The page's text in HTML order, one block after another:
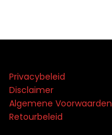
Privacybeleid
Disclaimer
Algemene Voorwaarden
Retourbeleid